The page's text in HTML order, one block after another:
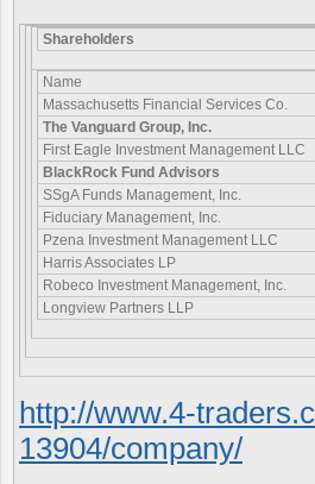
Shareholders
Name
Massachusetts Financial Services Co.
The Vanguard Group, Inc.
First Eagle Investment Management LLC
BlackRock Fund Advisors
SSgA Funds Management, Inc.
Fiduciary Management, Inc.
Pzena Investment Management LLC
Harris Associates LP
Robeco Investment Management, Inc.
Longview Partners LLP
http://www.4-
13904/company/